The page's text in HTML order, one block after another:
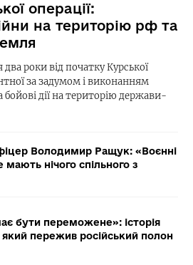
операції:
на територію рф та
роки від початку Курської
за задумом і виконанням
бойові дії на територію держави-
Володимир Ращук: «Воєнні
нічого спільного з
бути переможене»: історія
який пережив російський полон